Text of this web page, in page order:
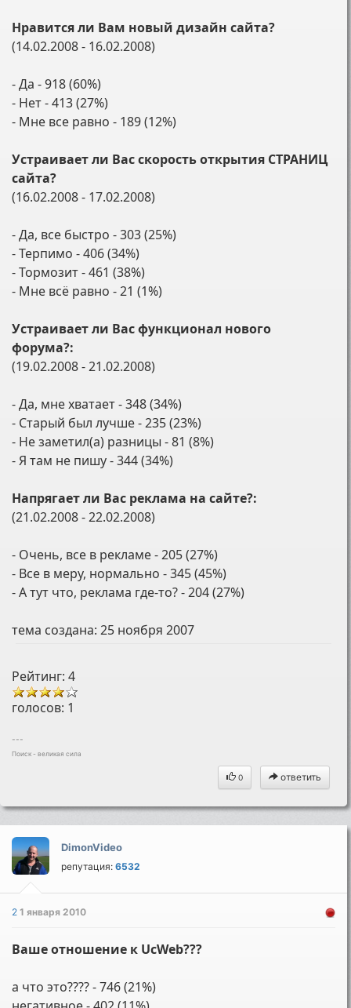
Нравится ли Вам новый дизайн сайта?
(14.02.2008 - 16.02.2008)
- Да - 918 (60%)
- Нет - 413 (27%)
- Мне все равно - 189 (12%)
Устраивает ли Вас скорость открытия СТРАНИЦ
сайта?
(16.02.2008 - 17.02.2008)
- Да, все быстро - 303 (25%)
- Терпимо - 406 (34%)
- Тормозит - 461 (38%)
- Мне всё равно - 21 (1%)
Устраивает ли Вас функционал нового
форума?:
(19.02.2008 - 21.02.2008)
- Да, мне хватает - 348 (34%)
- Старый был лучше - 235 (23%)
- Не заметил(а) разницы - 81 (8%)
- Я там не пишу - 344 (34%)
Напрягает ли Вас реклама на сайте?:
(21.02.2008 - 22.02.2008)
- Очень, все в рекламе - 205 (27%)
- Все в меру, нормально - 345 (45%)
- А тут что, реклама где-то? - 204 (27%)
тема создана:25 ноября 2007
Рейтинг: 4
голосов: 1
---
Поиск - великая сила
0 ответить
DimonVideo
репутация:6532
21 января 2010
Ваше отношение к UcWeb???
а что это???? - 746 (21%)